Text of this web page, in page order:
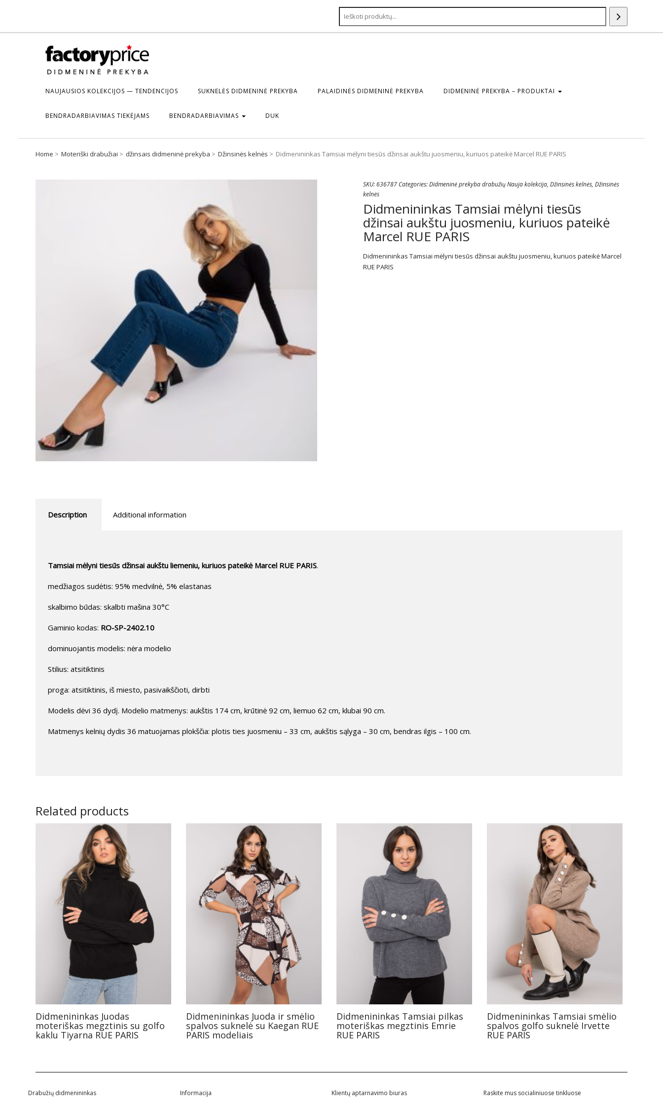
NAUJAUSIOS KOLEKCIJOS — TENDENCIJOS SUKNELĖS DIDMENINĖ PREKYBA PALAIDINĖS DIDMENINĖ PREKYBA DIDMENINĖ PREKYBA – PRODUKTAI
BENDRADARBIAVIMAS TIEKĖJAMS BENDRADARBIAVIMAS DUK
Home Moteriški drabužiai džinsais didmeninė prekyba Džinsinės kelnės Didmenininkas Tamsiai mėlyni tiesūs džinsai aukštu juosmeniu, kuriuos pateikė Marcel RUE PARIS
SKU:636787 Categories:Didmeninė prekyba drabužių Nauja kolekcija, Džinsinės kelnės, Džinsinės
kelnės
Didmenininkas Tamsiai mėlyni tiesūs
džinsai aukštu juosmeniu, kuriuos pateikė
Marcel RUE PARIS
Didmenininkas Tamsiai mėlyni tiesūs džinsai aukštu juosmeniu, kuriuos pateikė Marcel
RUE PARIS
Description Additional information
Tamsiai mėlyni tiesūs džinsai aukštu liemeniu, kuriuos pateikė Marcel RUE PARIS.
medžiagos sudėtis: 95% medvilnė, 5% elastanas
skalbimo būdas: skalbti mašina 30°C
Gaminio kodas: RO-SP-2402.10
dominuojantis modelis: nėra modelio
Stilius: atsitiktinis
proga: atsitiktinis, iš miesto, pasivaikščioti, dirbti
Modelis dėvi 36 dydį. Modelio matmenys: aukštis 174 cm, krūtinė 92 cm, liemuo 62 cm, klubai 90 cm.
Matmenys kelnių dydis 36 matuojamas plokščia: plotis ties juosmeniu – 33 cm, aukštis sąlyga – 30 cm, bendras ilgis – 100 cm.
Related products
Didmenininkas Juodas
moteriškas megztinis su golfo
kaklu Tiyarna RUE PARIS
Didmenininkas Juoda ir smėlio
spalvos suknelė su Kaegan RUE
PARIS modeliais
Didmenininkas Tamsiai pilkas
moteriškas megztinis Emrie
RUE PARIS
Didmenininkas Tamsiai smėlio
spalvos golfo suknelė Irvette
RUE PARIS
Drabužių didmenininkas Informacija Klientų aptarnavimo biuras Raskite mus socialiniuose tinkluose